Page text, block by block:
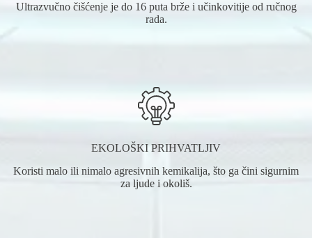
Ultrazvučno čišćenje je do 16 puta brže i učinkovitije od ručnog
rada.
EKOLOŠKI PRIHVATLJIV
Koristi malo ili nimalo agresivnih kemikalija, što ga čini sigurnim
za ljude i okoliš.